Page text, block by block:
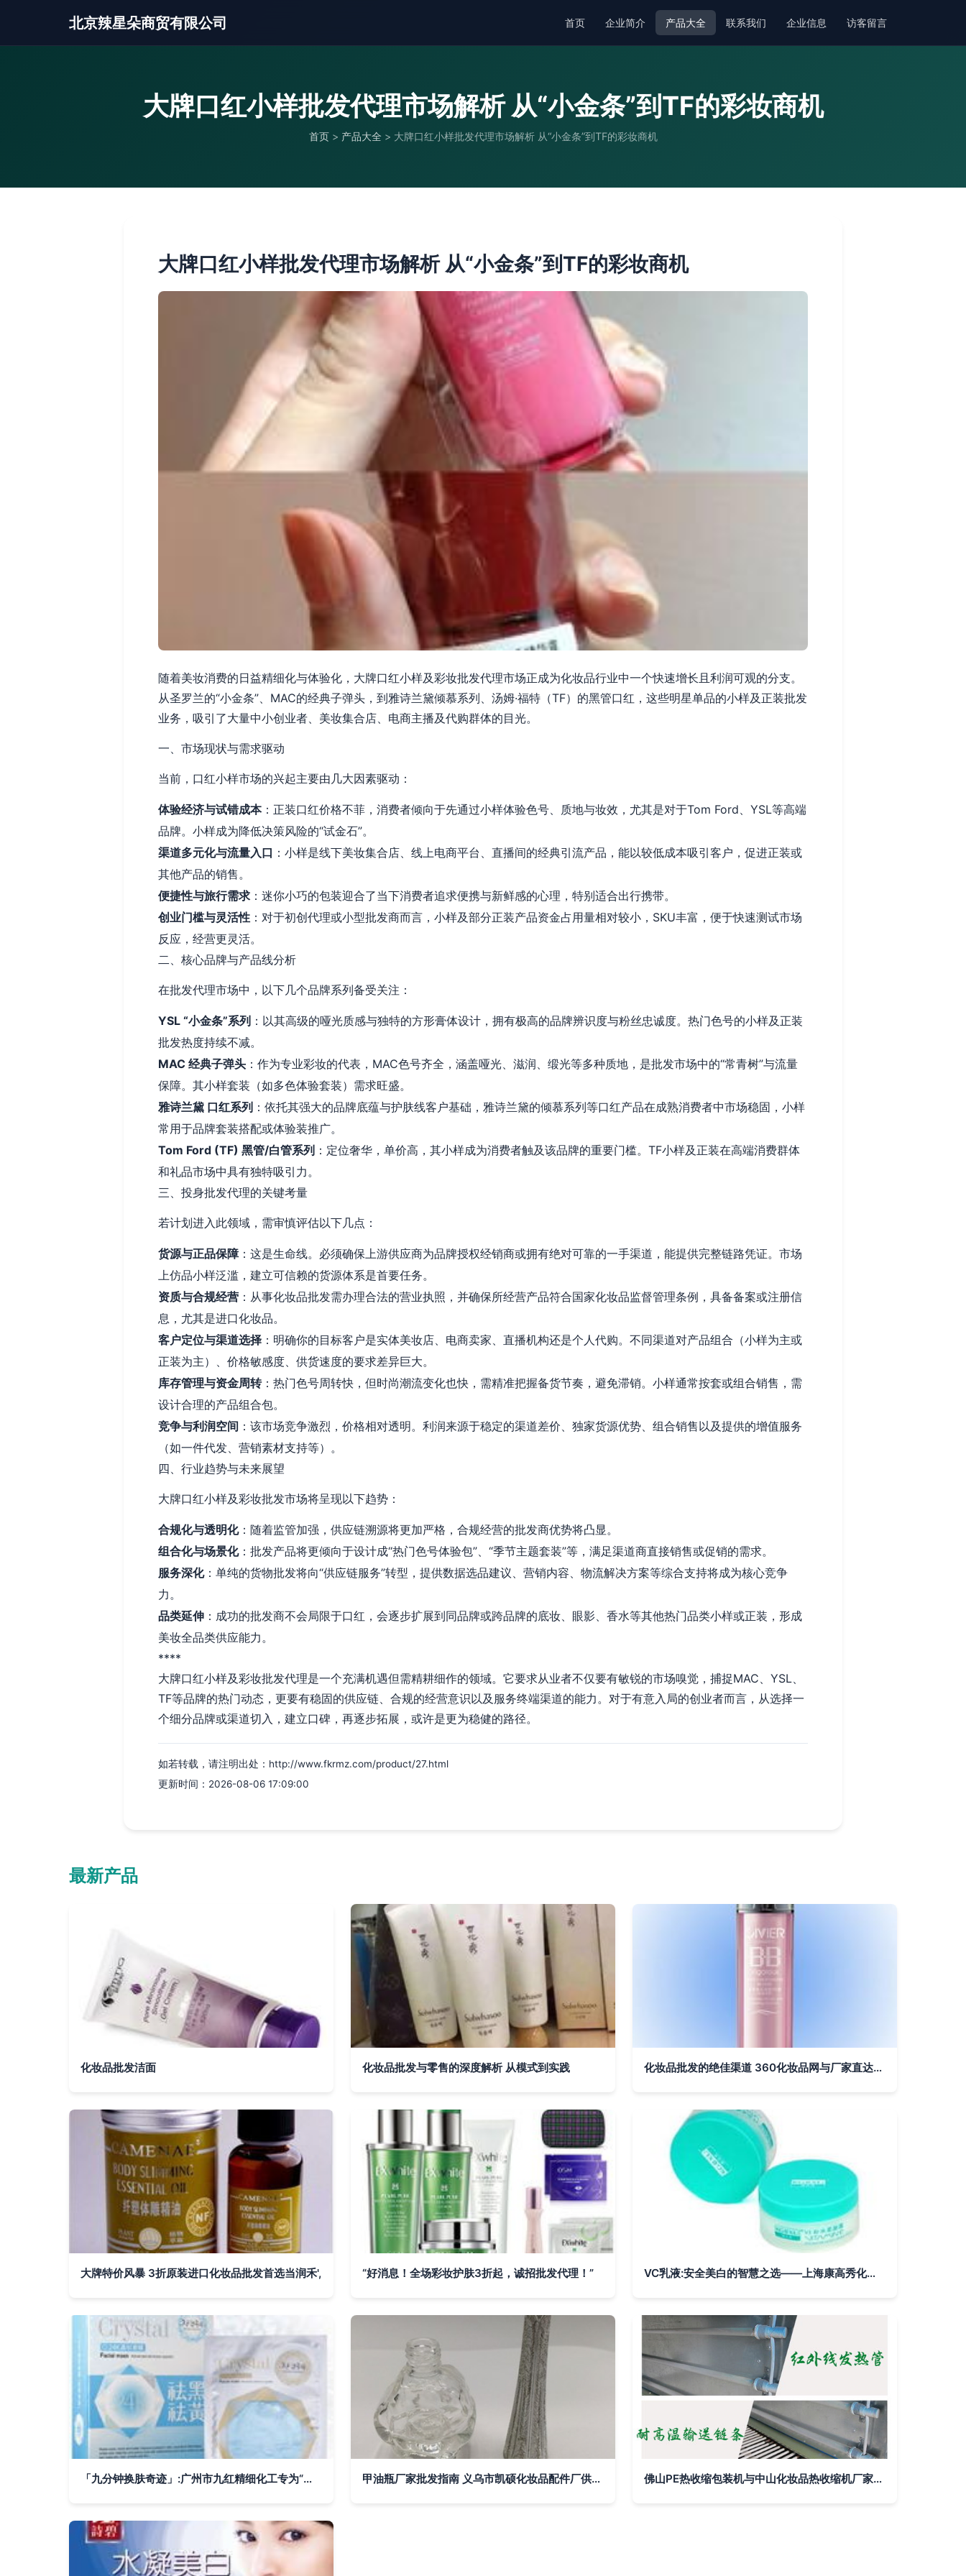
北京辣星朵商贸有限公司 首页 企业简介 产品大全 联系我们 企业信息 访客留言
大牌口红小样批发代理市场解析 从“小金条”到TF的彩妆商机
首页 > 产品大全 > 大牌口红小样批发代理市场解析 从“小金条”到TF的彩妆商机
大牌口红小样批发代理市场解析 从“小金条”到TF的彩妆商机
随着美妆消费的日益精细化与体验化，大牌口红小样及彩妆批发代理市场正成为化妆品行业中一个快速增长且利润可观的分支。
从圣罗兰的“小金条”、MAC的经典子弹头，到雅诗兰黛倾慕系列、汤姆·福特（TF）的黑管口红，这些明星单品的小样及正装批发
业务，吸引了大量中小创业者、美妆集合店、电商主播及代购群体的目光。
一、市场现状与需求驱动
当前，口红小样市场的兴起主要由几大因素驱动：
体验经济与试错成本：正装口红价格不菲，消费者倾向于先通过小样体验色号、质地与妆效，尤其是对于Tom Ford、YSL等高端
品牌。小样成为降低决策风险的“试金石”。
渠道多元化与流量入口 ：小样是线下美妆集合店、线上电商平台、直播间的经典引流产品，能以较低成本吸引客户，促进正装或
其他产品的销售。
便捷性与旅行需求 ：迷你小巧的包装迎合了当下消费者追求便携与新鲜感的心理，特别适合出行携带。
创业门槛与灵活性 ：对于初创代理或小型批发商而言，小样及部分正装产品资金占用量相对较小，SKU丰富，便于快速测试市场
反应，经营更灵活。
二、核心品牌与产品线分析
在批发代理市场中，以下几个品牌系列备受关注：
YSL “小金条”系列 ：以其高级的哑光质感与独特的方形膏体设计，拥有极高的品牌辨识度与粉丝忠诚度。热门色号的小样及正装
批发热度持续不减。
MAC 经典子弹头 ：作为专业彩妆的代表，MAC色号齐全，涵盖哑光、滋润、缎光等多种质地，是批发市场中的“常青树”与流量
保障。其小样套装（如多色体验套装）需求旺盛。
雅诗兰黛 口红系列 ：依托其强大的品牌底蕴与护肤线客户基础，雅诗兰黛的倾慕系列等口红产品在成熟消费者中市场稳固，小样
常用于品牌套装搭配或体验装推广。
Tom Ford (TF) 黑管/白管系列 ：定位奢华，单价高，其小样成为消费者触及该品牌的重要门槛。TF小样及正装在高端消费群体
和礼品市场中具有独特吸引力。
三、投身批发代理的关键考量
若计划进入此领域，需审慎评估以下几点：
货源与正品保障：这是生命线。必须确保上游供应商为品牌授权经销商或拥有绝对可靠的一手渠道，能提供完整链路凭证。市场
上仿品小样泛滥，建立可信赖的货源体系是首要任务。
资质与合规经营 ：从事化妆品批发需办理合法的营业执照，并确保所经营产品符合国家化妆品监督管理条例，具备备案或注册信
息，尤其是进口化妆品。
客户定位与渠道选择 ：明确你的目标客户是实体美妆店、电商卖家、直播机构还是个人代购。不同渠道对产品组合（小样为主或
正装为主）、价格敏感度、供货速度的要求差异巨大。
库存管理与资金周转：热门色号周转快，但时尚潮流变化也快，需精准把握备货节奏，避免滞销。小样通常按套或组合销售，需
设计合理的产品组合包。
竞争与利润空间 ：该市场竞争激烈，价格相对透明。利润来源于稳定的渠道差价、独家货源优势、组合销售以及提供的增值服务
（如一件代发、营销素材支持等）。
四、行业趋势与未来展望
大牌口红小样及彩妆批发市场将呈现以下趋势：
合规化与透明化：随着监管加强，供应链溯源将更加严格，合规经营的批发商优势将凸显。
组合化与场景化：批发产品将更倾向于设计成“热门色号体验包”、“季节主题套装”等，满足渠道商直接销售或促销的需求。
服务深化：单纯的货物批发将向“供应链服务”转型，提供数据选品建议、营销内容、物流解决方案等综合支持将成为核心竞争
力。
品类延伸 ：成功的批发商不会局限于口红，会逐步扩展到同品牌或跨品牌的底妆、眼影、香水等其他热门品类小样或正装，形成
美妆全品类供应能力。
****
大牌口红小样及彩妆批发代理是一个充满机遇但需精耕细作的领域。它要求从业者不仅要有敏锐的市场嗅觉，捕捉MAC、YSL、
TF等品牌的热门动态，更要有稳固的供应链、合规的经营意识以及服务终端渠道的能力。对于有意入局的创业者而言，从选择一
个细分品牌或渠道切入，建立口碑，再逐步拓展，或许是更为稳健的路径。
如若转载，请注明出处：http://www.fkrmz.com/product/27.html
更新时间：2026-08-06 17:09:00
最新产品
化妆品批发洁面 化妆品批发与零售的深度解析 从模式到实践 化妆品批发的绝佳渠道 360化妆品网与厂家直达优势解析
大牌特价风暴 3折原装进口化妆品批发首选当润禾', “好消息！全场彩妆护肤3折起，诚招批发代理！” VC乳液:安全美白的智慧之选——上海康高秀化妆品批发解析
「九分钟换肤奇迹」:广州市九红精细化工专为“黄黑肌”逆袭而生的光彩法案 甲油瓶厂家批发指南 义乌市凯硕化妆品配件厂供应优质甲油胶瓶与玻璃指甲油瓶 佛山PE热收缩包装机与中山化妆品热收缩机厂家价格、图片、批发全解析